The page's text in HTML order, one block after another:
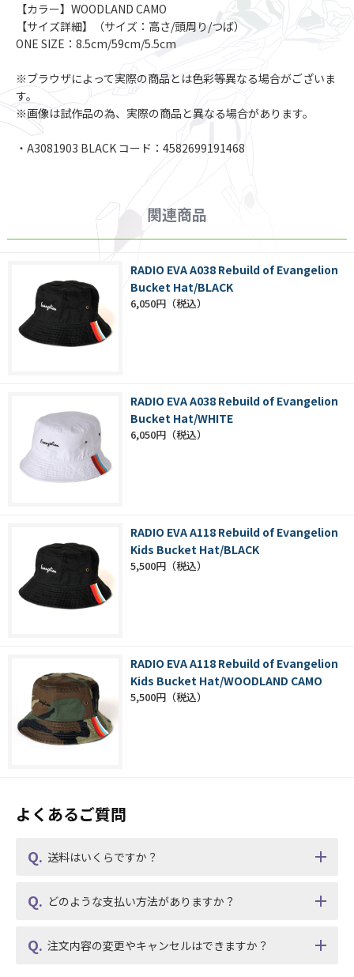
【カラー】WOODLAND CAMO
【サイズ詳細】（サイズ：高さ/頭周り/つば）
ONE SIZE：8.5cm/59cm/5.5cm
※ブラウザによって実際の商品とは色彩等異なる場合がございま
す。
※画像は試作品の為、実際の商品と異なる場合があります。
・A3081903 BLACK コード：4582699191468
関連商品
RADIO EVA A038 Rebuild of Evangelion
Bucket Hat/BLACK
6,050円
RADIO EVA A038 Rebuild of Evangelion
Bucket Hat/WHITE
6,050円
RADIO EVA A118 Rebuild of Evangelion
Kids Bucket Hat/BLACK
5,500円
RADIO EVA A118 Rebuild of Evangelion
Kids Bucket Hat/WOODLAND CAMO
5,500円
よくあるご質問
送料はいくらですか？
どのような支払い方法がありますか？
注文内容の変更やキャンセルはできますか？